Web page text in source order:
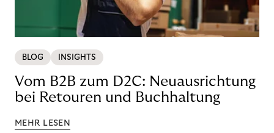
BLOG INSIGHTS
Vom B2B zum D2C: Neuausrichtung
bei Retouren und Buchhaltung
MEHR LESEN